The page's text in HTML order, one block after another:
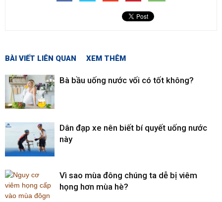
BÀI VIẾT LIÊN QUAN XEM THÊM
Bà bầu uống nước vối có tốt không?
Dân đạp xe nên biết bí quyết uống nước
này
Vì sao mùa đông chúng ta dễ bị viêm
họng hơn mùa hè?